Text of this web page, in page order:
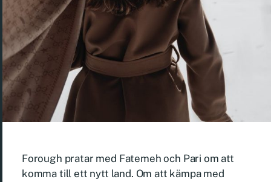
Forough pratar med Fatemeh och Pari om att
komma till ett nytt land. Om att kämpa med